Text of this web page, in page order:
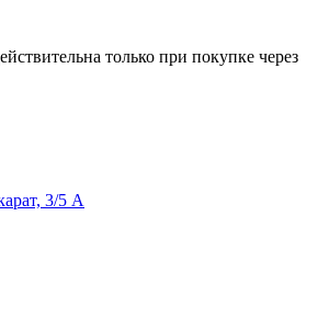
только при покупке через
3/5 А